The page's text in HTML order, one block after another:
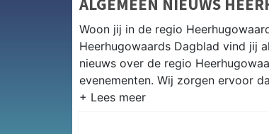
Woon jij in de regio
Heerhugowaards Dagblad vind jij
nieuws over de regio
evenementen. Wij zorgen ervoor
ALGEMEEN NIEUWS EN